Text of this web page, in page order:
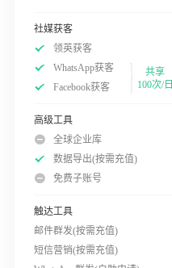
社媒获客
领英获客
WhatsApp获客
Facebook获客
共享
100次/日
高级工具
全球企业库
数据导出(按需充值)
免费子账号
触达工具
邮件群发(按需充值)
短信营销(按需充值)